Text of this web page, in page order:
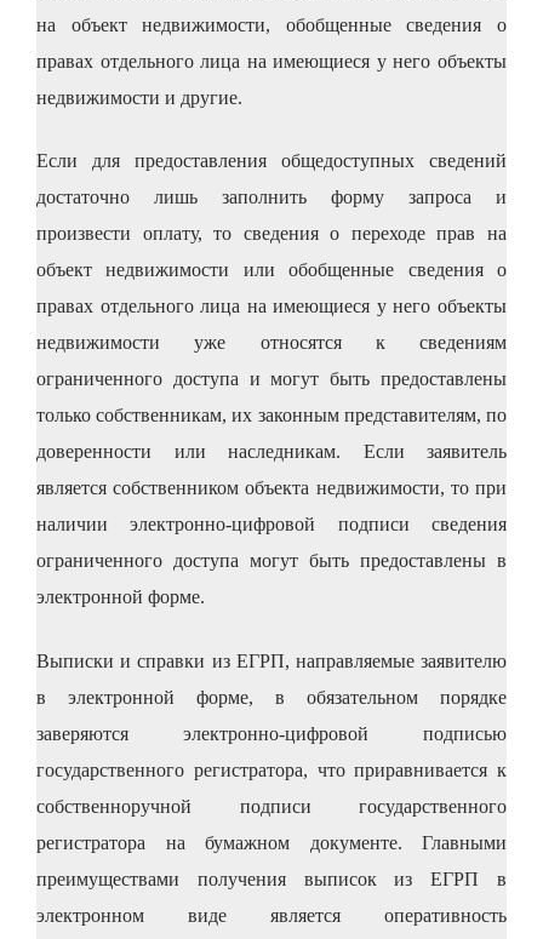
на объект недвижимости, обобщенные сведения о
правах отдельного лица на имеющиеся у него объекты
недвижимости и другие.
Если для предоставления общедоступных сведений
достаточно лишь заполнить форму запроса и
произвести оплату, то сведения о переходе прав на
объект недвижимости или обобщенные сведения о
правах отдельного лица на имеющиеся у него объекты
недвижимости уже относятся к сведениям
ограниченного доступа и могут быть предоставлены
только собственникам, их законным представителям, по
доверенности или наследникам. Если заявитель
является собственником объекта недвижимости, то при
наличии электронно-цифровой подписи сведения
ограниченного доступа могут быть предоставлены в
электронной форме.
Выписки и справки из ЕГРП, направляемые заявителю
в электронной форме, в обязательном порядке
заверяются электронно-цифровой подписью
государственного регистратора, что приравнивается к
собственноручной подписи государственного
регистратора на бумажном документе. Главными
преимуществами получения выписок из ЕГРП в
электронном виде является оперативность